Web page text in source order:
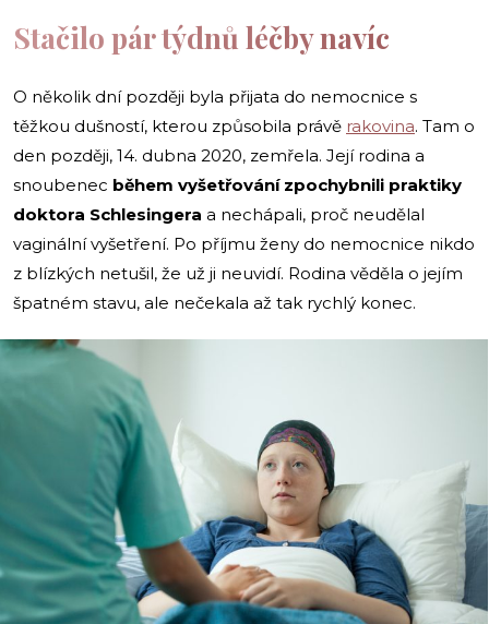
Stačilo pár týdnů léčby navíc
O několik dní později byla přijata do nemocnice s
těžkou dušností, kterou způsobila právě rakovina. Tam o
den později, 14. dubna 2020, zemřela. Její rodina a
snoubenec během vyšetřování zpochybnili praktiky
doktora Schlesingera a nechápali, proč neudělal
vaginální vyšetření. Po příjmu ženy do nemocnice nikdo
z blízkých netušil, že už ji neuvidí. Rodina věděla o jejím
špatném stavu, ale nečekala až tak rychlý konec.